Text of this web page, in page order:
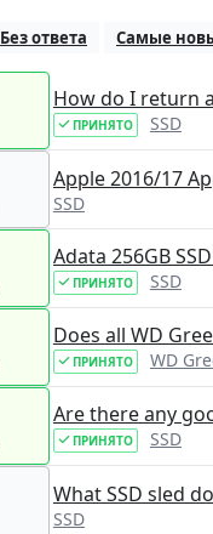
Без ответа Самые
How do I return
ПРИНЯТО SSD
Apple 2016/17
SSD
Adata 256GB
ПРИНЯТО SSD
Does all WD
ПРИНЯТО WD
Are there any
ПРИНЯТО SSD
What SSD sled
SSD